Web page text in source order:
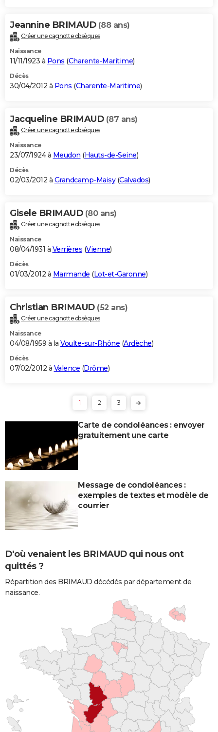
Jeannine BRIMAUD (88 ans)
Créer une cagnotte obsèques
Naissance
11/11/1923 à Pons (Charente-Maritime)
Décès
30/04/2012 à Pons (Charente-Maritime)
Jacqueline BRIMAUD (87 ans)
Créer une cagnotte obsèques
Naissance
23/07/1924 à Meudon (Hauts-de-Seine)
Décès
02/03/2012 à Grandcamp-Maisy(Calvados)
Gisele BRIMAUD (80 ans)
Créer une cagnotte obsèques
Naissance
08/04/1931 à Verrières (Vienne)
Décès
01/03/2012 à Marmande (Lot-et-Garonne)
Christian BRIMAUD (52 ans)
Créer une cagnotte obsèques
Naissance
04/08/1959 à la Voulte-sur-Rhône (Ardèche)
Décès
07/02/2012 à Valence (Drôme)
1 2 3
Carte de condoléances : envoyer
gratuitement une carte
Message de condoléances :
exemples de textes et modèle de
courrier
D'où venaient les BRIMAUD qui nous ont
quittés ?
Répartition des BRIMAUD décédés par département de
naissance.